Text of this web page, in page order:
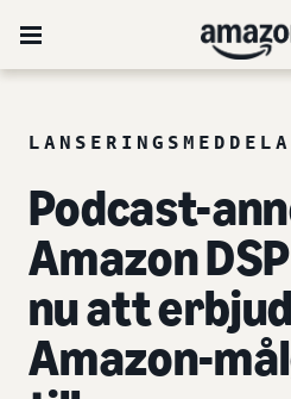
Podcast-
Amazon
nu att
Amazon-